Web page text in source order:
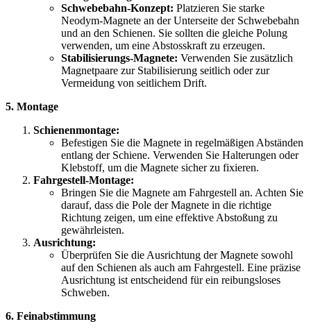
Schwebebahn-Konzept: Platzieren Sie starke
Neodym-Magnete an der Unterseite der Schwebebahn
und an den Schienen. Sie sollten die gleiche Polung
verwenden, um eine Abstosskraft zu erzeugen.
Stabilisierungs-Magnete: Verwenden Sie zusätzlich
Magnetpaare zur Stabilisierung seitlich oder zur
Vermeidung von seitlichem Drift.
5. Montage
Schienenmontage:
Befestigen Sie die Magnete in regelmäßigen Abständen
entlang der Schiene. Verwenden Sie Halterungen oder
Klebstoff, um die Magnete sicher zu fixieren.
Fahrgestell-Montage:
Bringen Sie die Magnete am Fahrgestell an. Achten Sie
darauf, dass die Pole der Magnete in die richtige
Richtung zeigen, um eine effektive Abstoßung zu
gewährleisten.
Ausrichtung:
Überprüfen Sie die Ausrichtung der Magnete sowohl
auf den Schienen als auch am Fahrgestell. Eine präzise
Ausrichtung ist entscheidend für ein reibungsloses
Schweben.
6. Feinabstimmung